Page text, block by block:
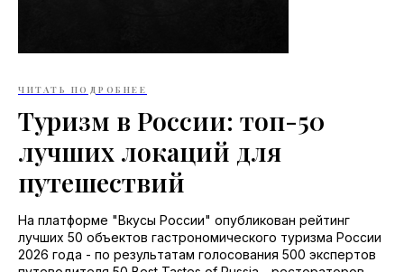
ЧИТАТЬ ПОДРОБНЕЕ
Туризм в России: топ-50
лучших локаций для
путешествий
На платформе "Вкусы России" опубликован рейтинг
лучших 50 объектов гастрономического туризма России
2026 года - по результатам голосования 500 экспертов